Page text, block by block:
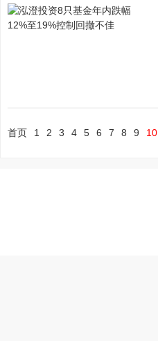
首页 1 2 3 4 5 6 7 8 9 10